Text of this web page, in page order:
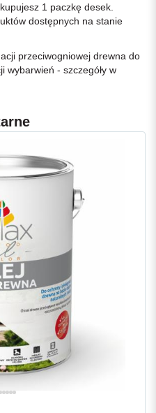
1 paczkę desek.
dostępnych na stanie
przeciwogniowej drewna do
wybarwień - szczegóły w